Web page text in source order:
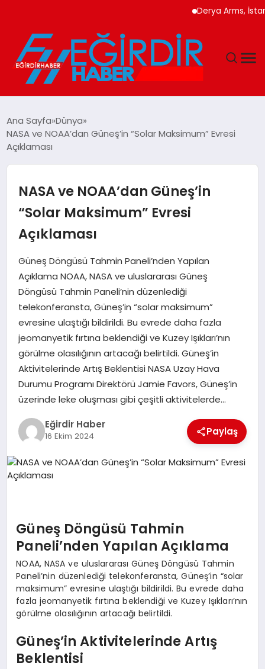
Derya Arms,
EĞITIM
MAGAZIN
SIYASET
SPOR
TEKNOLOJI
YAŞAM
Ana Sayfa Dünya
NASA ve NOAA’dan Güneş’in “Solar Maksimum” Evresi
Açıklaması
NASA ve NOAA’dan Güneş’in
“Solar Maksimum” Evresi
Açıklaması
Güneş Döngüsü Tahmin Paneli’nden Yapılan
Açıklama NOAA, NASA ve uluslararası Güneş
Döngüsü Tahmin Paneli’nin düzenlediği
telekonferansta, Güneş’in “solar maksimum”
evresine ulaştığı bildirildi. Bu evrede daha fazla
jeomanyetik fırtına beklendiği ve Kuzey Işıkları’nın
görülme olasılığının artacağı belirtildi. Güneş’in
Aktivitelerinde Artış Beklentisi NASA Uzay Hava
Durumu Programı Direktörü Jamie Favors, Güneş’in
üzerinde leke oluşması gibi çeşitli aktivitelerde…
Eğirdir Haber
16 Ekim 2024 Paylaş
Güneş Döngüsü Tahmin
Paneli’nden Yapılan Açıklama
NOAA, NASA ve uluslararası Güneş Döngüsü Tahmin
Paneli’nin düzenlediği telekonferansta, Güneş’in “solar
maksimum” evresine ulaştığı bildirildi. Bu evrede daha
fazla jeomanyetik fırtına beklendiği ve Kuzey Işıkları’nın
görülme olasılığının artacağı belirtildi.
Güneş’in Aktivitelerinde Artış
Beklentisi